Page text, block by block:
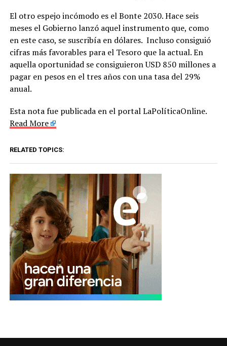
El otro espejo incómodo es el Bonte 2030. Hace seis
meses el Gobierno lanzó aquel instrumento que, como
en este caso, se suscribía en dólares. Incluso consiguió
cifras más favorables para el Tesoro que la actual. En
aquella oportunidad se consiguieron USD 850 millones a
pagar en pesos en el tres años con una tasa del 29%
anual.
Esta nota fue publicada en el portal LaPolíticaOnline.
Read More
RELATED TOPICS: